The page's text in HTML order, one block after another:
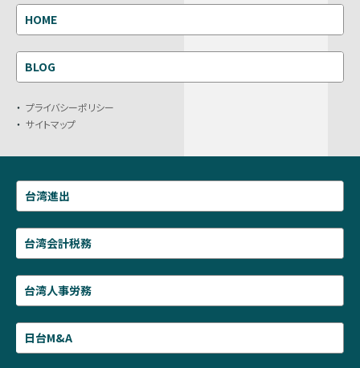
HOME
BLOG
プライバシーポリシー
サイトマップ
台湾進出
台湾会計税務
台湾人事労務
日台M&A